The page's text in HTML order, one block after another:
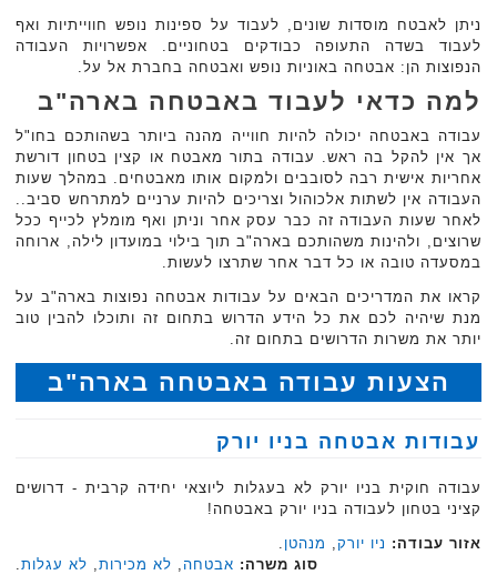
ניתן לאבטח מוסדות שונים, לעבוד על ספינות נופש חווייתיות ואף
לעבוד בשדה התעופה כבודקים בטחוניים. אפשרויות העבודה
הנפוצות הן: אבטחה באוניות נופש ואבטחה בחברת אל על.
למה כדאי לעבוד באבטחה בארה"ב
עבודה באבטחה יכולה להיות חווייה מהנה ביותר בשהותכם בחו"ל
אך אין להקל בה ראש. עבודה בתור מאבטח או קצין בטחון דורשת
אחריות אישית רבה לסובבים ולמקום אותו מאבטחים. במהלך שעות
העבודה אין לשתות אלכוהול וצריכים להיות ערניים למתרחש סביב..
לאחר שעות העבודה זה כבר עסק אחר וניתן ואף מומלץ לכייף ככל
שרוצים, ולהינות משהותכם בארה"ב תוך בילוי במועדון לילה, ארוחה
במסעדה טובה או כל דבר אחר שתרצו לעשות.
קראו את המדריכים הבאים על עבודות אבטחה נפוצות בארה"ב על
מנת שיהיה לכם את כל הידע הדרוש בתחום זה ותוכלו להבין טוב
יותר את משרות הדרושים בתחום זה.
הצעות עבודה באבטחה בארה"ב
עבודות אבטחה בניו יורק
עבודה חוקית בניו יורק לא בעגלות ליוצאי יחידה קרבית - דרושים
קציני בטחון לעבודה בניו יורק ‏באבטחה!‏
אזור עבודה: ניו יורק מנהטן
סוג משרה: אבטחה לא מכירות, לא עגלות.